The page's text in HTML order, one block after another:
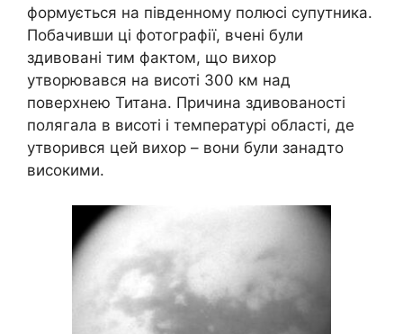
формується на південному полюсі супутника.
Побачивши ці фотографії, вчені були
здивовані тим фактом, що вихор
утворювався на висоті 300 км над
поверхнею Титана. Причина здивованості
полягала в висоті і температурі області, де
утворився цей вихор – вони були занадто
високими.